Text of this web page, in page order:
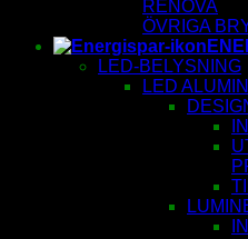
RENOVA
ÖVRIGA
LED-BELYSNING
LED